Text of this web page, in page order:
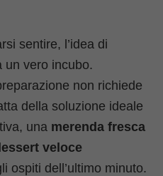
sentire, l’idea di
un vero incubo.
non richiede
della soluzione ideale
una merenda fresca
veloce
ospiti dell’ultimo minuto.